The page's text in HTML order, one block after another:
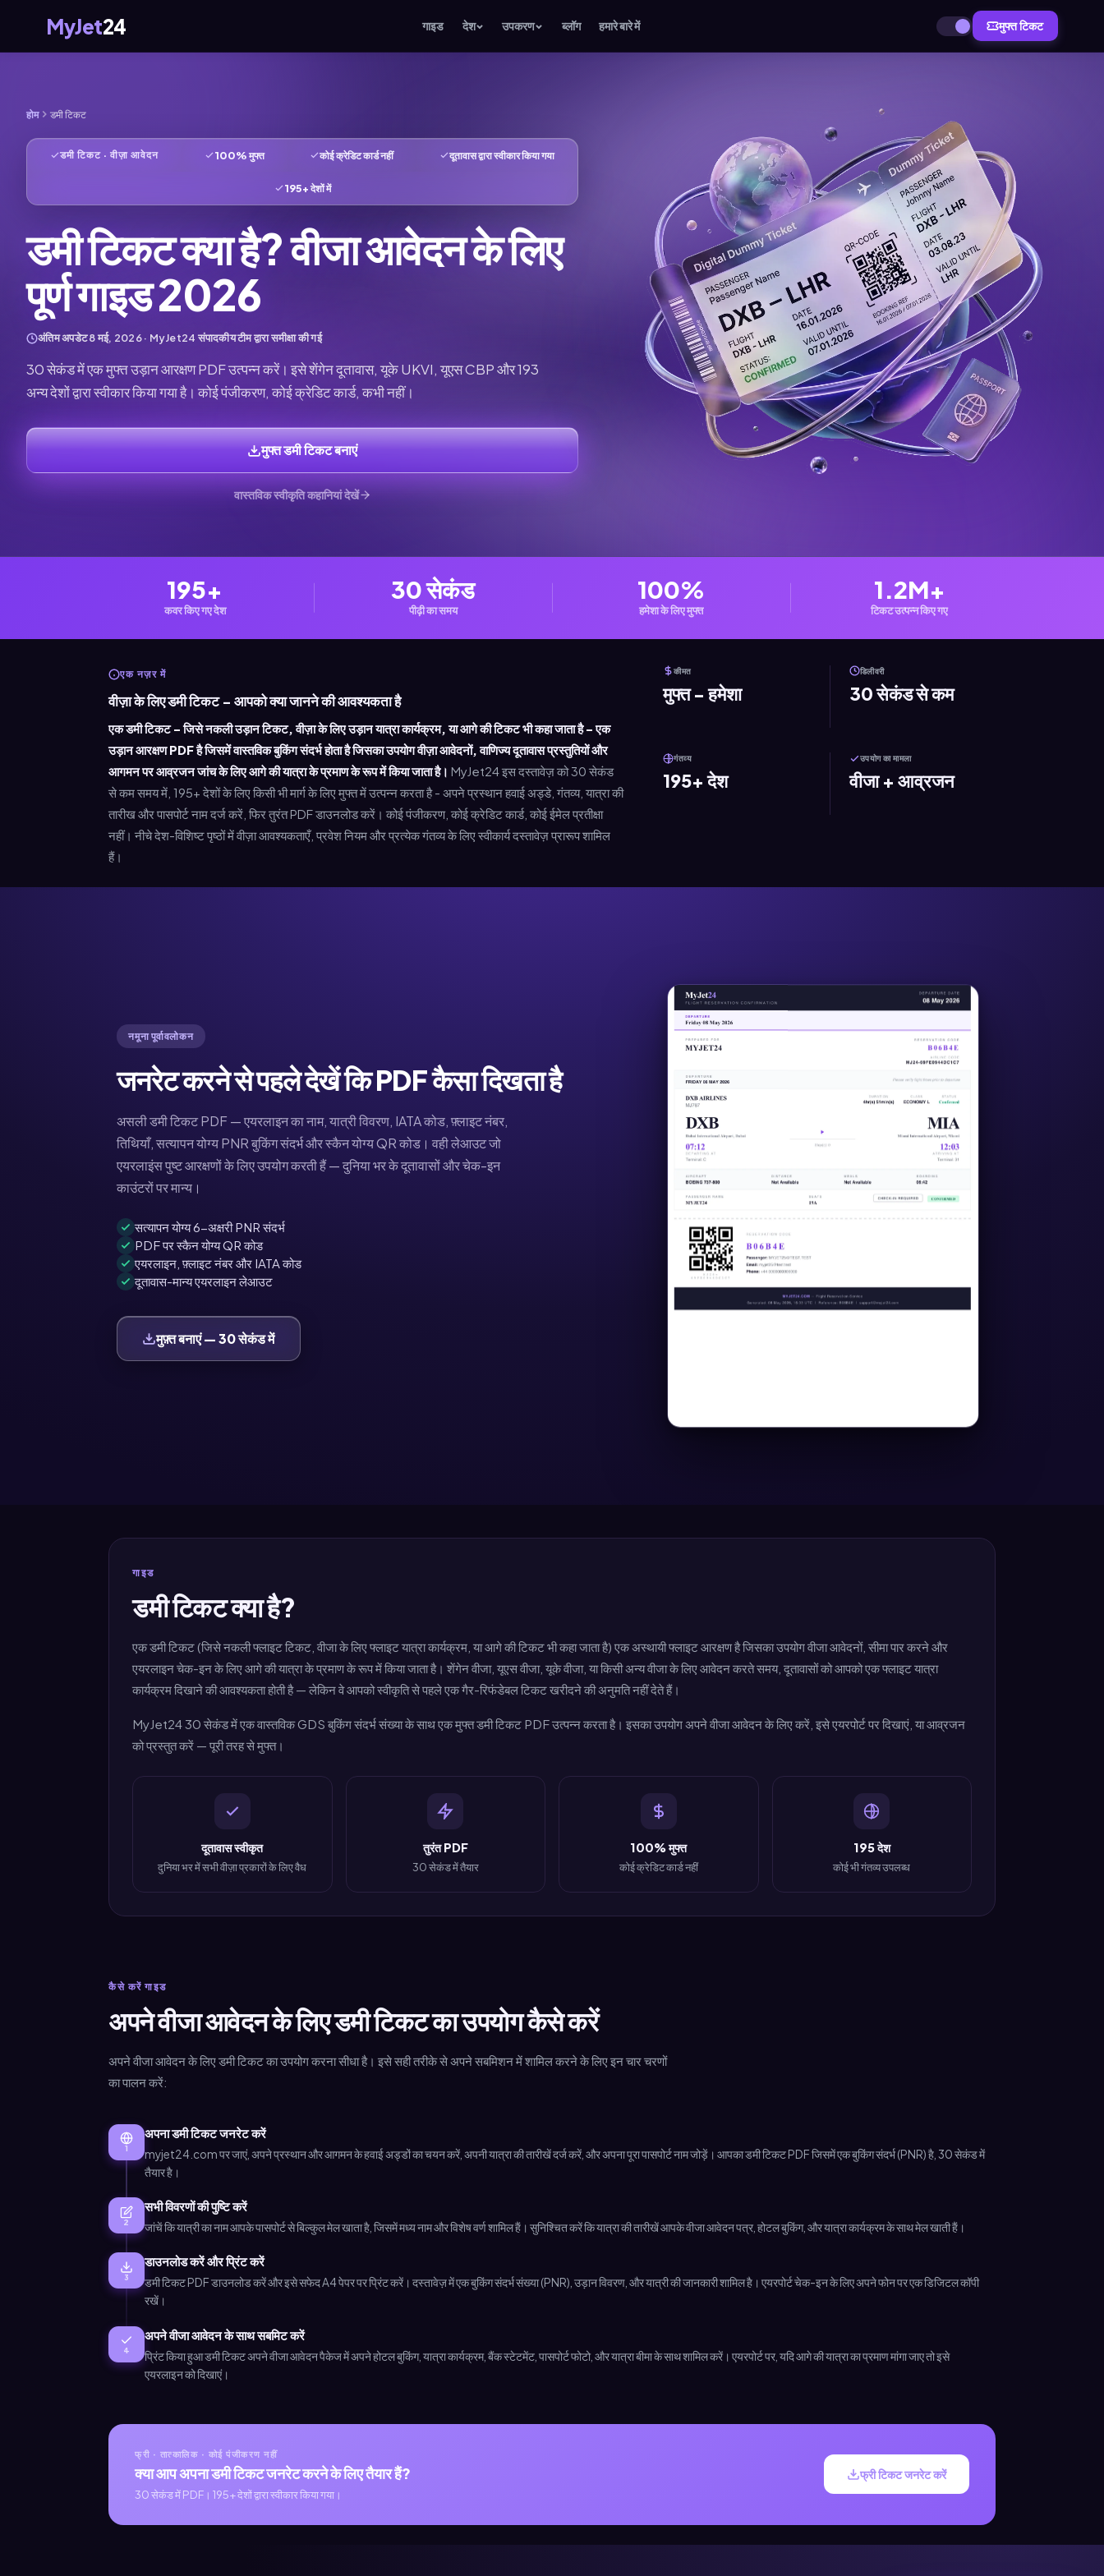
MyJet24 गाइड देश उपकरण ब्लॉग हमारे बारे में मुफ्त टिकट
होम डमी टिकट
डमी टिकट · वीज़ा आवेदन 100% मुफ्त कोई क्रेडिट कार्ड नहीं दूतावास द्वारा स्वीकार किया गया
195+ देशों में
डमी टिकट क्या है? वीजा आवेदन के लिए
पूर्ण गाइड 2026
अंतिम अपडेट8 मई, 2026· MyJet24 संपादकीय टीम द्वारा समीक्षा की गई
30 सेकंड में एक मुफ्त उड़ान आरक्षण PDF उत्पन्न करें। इसे शेंगेन दूतावास, यूके UKVI, यूएस CBP और 193
अन्य देशों द्वारा स्वीकार किया गया है। कोई पंजीकरण, कोई क्रेडिट कार्ड, कभी नहीं।
मुफ्त डमी टिकट बनाएं
वास्तविक स्वीकृति कहानियां देखें
195+
कवर किए गए देश
30 सेकंड
पीढ़ी का समय
100%
हमेशा के लिए मुफ्त
1.2M+
टिकट उत्पन्न किए गए
एक नज़र में
वीज़ा के लिए डमी टिकट - आपको क्या जानने की आवश्यकता है
एक डमी टिकट - जिसे नकली उड़ान टिकट, वीज़ा के लिए उड़ान यात्रा कार्यक्रम, या आगे की टिकट भी कहा जाता है - एक
उड़ान आरक्षण PDF है जिसमें वास्तविक बुकिंग संदर्भ होता है जिसका उपयोग वीज़ा आवेदनों, वाणिज्य दूतावास प्रस्तुतियों और
आगमन पर आव्रजन जांच के लिए आगे की यात्रा के प्रमाण के रूप में किया जाता है। MyJet24 इस दस्तावेज़ को 30 सेकंड
से कम समय में, 195+ देशों के लिए किसी भी मार्ग के लिए मुफ्त में उत्पन्न करता है - अपने प्रस्थान हवाई अड्डे, गंतव्य, यात्रा की
तारीख और पासपोर्ट नाम दर्ज करें, फिर तुरंत PDF डाउनलोड करें। कोई पंजीकरण, कोई क्रेडिट कार्ड, कोई ईमेल प्रतीक्षा
नहीं। नीचे देश-विशिष्ट पृष्ठों में वीज़ा आवश्यकताएँ, प्रवेश नियम और प्रत्येक गंतव्य के लिए स्वीकार्य दस्तावेज़ प्रारूप शामिल
हैं।
कीमत
मुफ्त - हमेशा
डिलीवरी
30 सेकंड से कम
गंतव्य
195+ देश
उपयोग का मामला
वीजा + आव्रजन
नमूना पूर्वावलोकन
जनरेट करने से पहले देखें कि PDF कैसा दिखता है
असली डमी टिकट PDF — एयरलाइन का नाम, यात्री विवरण, IATA कोड, फ़्लाइट नंबर,
तिथियाँ, सत्यापन योग्य PNR बुकिंग संदर्भ और स्कैन योग्य QR कोड। वही लेआउट जो
एयरलाइंस पुष्ट आरक्षणों के लिए उपयोग करती हैं — दुनिया भर के दूतावासों और चेक-इन
काउंटरों पर मान्य।
सत्यापन योग्य 6-अक्षरी PNR संदर्भ
PDF पर स्कैन योग्य QR कोड
एयरलाइन, फ़्लाइट नंबर और IATA कोड
दूतावास-मान्य एयरलाइन लेआउट
मुफ़्त बनाएं — 30 सेकंड में
गाइड
डमी टिकट क्या है?
एक डमी टिकट (जिसे नकली फ्लाइट टिकट, वीजा के लिए फ्लाइट यात्रा कार्यक्रम, या आगे की टिकट भी कहा जाता है) एक अस्थायी फ्लाइट आरक्षण है जिसका उपयोग वीजा आवेदनों, सीमा पार करने और
एयरलाइन चेक-इन के लिए आगे की यात्रा के प्रमाण के रूप में किया जाता है। शेंगेन वीजा, यूएस वीजा, यूके वीजा, या किसी अन्य वीजा के लिए आवेदन करते समय, दूतावासों को आपको एक फ्लाइट यात्रा
कार्यक्रम दिखाने की आवश्यकता होती है — लेकिन वे आपको स्वीकृति से पहले एक गैर-रिफंडेबल टिकट खरीदने की अनुमति नहीं देते हैं।
MyJet24 30 सेकंड में एक वास्तविक GDS बुकिंग संदर्भ संख्या के साथ एक मुफ्त डमी टिकट PDF उत्पन्न करता है। इसका उपयोग अपने वीजा आवेदन के लिए करें, इसे एयरपोर्ट पर दिखाएं, या आव्रजन
को प्रस्तुत करें — पूरी तरह से मुफ्त।
दूतावास स्वीकृत
दुनिया भर में सभी वीज़ा प्रकारों के लिए वैध
तुरंत PDF
30 सेकंड में तैयार
100% मुफ्त
कोई क्रेडिट कार्ड नहीं
195 देश
कोई भी गंतव्य उपलब्ध
कैसे करें गाइड
अपने वीजा आवेदन के लिए डमी टिकट का उपयोग कैसे करें
अपने वीजा आवेदन के लिए डमी टिकट का उपयोग करना सीधा है। इसे सही तरीके से अपने सबमिशन में शामिल करने के लिए इन चार चरणों
का पालन करें:
1
अपना डमी टिकट जनरेट करें
myjet24.com पर जाएं, अपने प्रस्थान और आगमन के हवाई अड्डों का चयन करें, अपनी यात्रा की तारीखें दर्ज करें, और अपना पूरा पासपोर्ट नाम जोड़ें। आपका डमी टिकट PDF जिसमें एक बुकिंग संदर्भ (PNR) है, 30 सेकंड में
तैयार है।
2
सभी विवरणों की पुष्टि करें
जांचें कि यात्री का नाम आपके पासपोर्ट से बिल्कुल मेल खाता है, जिसमें मध्य नाम और विशेष वर्ण शामिल हैं। सुनिश्चित करें कि यात्रा की तारीखें आपके वीजा आवेदन पत्र, होटल बुकिंग, और यात्रा कार्यक्रम के साथ मेल खाती हैं।
3
डाउनलोड करें और प्रिंट करें
डमी टिकट PDF डाउनलोड करें और इसे सफेद A4 पेपर पर प्रिंट करें। दस्तावेज़ में एक बुकिंग संदर्भ संख्या (PNR), उड़ान विवरण, और यात्री की जानकारी शामिल है। एयरपोर्ट चेक-इन के लिए अपने फोन पर एक डिजिटल कॉपी
रखें।
4
अपने वीजा आवेदन के साथ सबमिट करें
प्रिंट किया हुआ डमी टिकट अपने वीजा आवेदन पैकेज में अपने होटल बुकिंग, यात्रा कार्यक्रम, बैंक स्टेटमेंट, पासपोर्ट फोटो, और यात्रा बीमा के साथ शामिल करें। एयरपोर्ट पर, यदि आगे की यात्रा का प्रमाण मांगा जाए तो इसे
एयरलाइन को दिखाएं।
फ्री · तात्कालिक · कोई पंजीकरण नहीं
क्या आप अपना डमी टिकट जनरेट करने के लिए तैयार हैं?
30 सेकंड में PDF। 195+ देशों द्वारा स्वीकार किया गया।
फ्री टिकट जनरेट करें